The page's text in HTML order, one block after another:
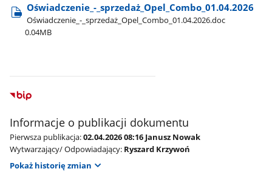
Oświadczenie​_-​_sprzedaż​_Opel​_Combo​_01.04.2026
Oświadczenie​_-​_sprzedaż​_Opel​_Combo​_01.04.2026.doc
0.04MB
Informacje o publikacji dokumentu
Pierwsza publikacja:02.04.2026 08:16 Janusz Nowak
Wytwarzający/ Odpowiadający: Ryszard Krzywoń
Pokaż historię zmian